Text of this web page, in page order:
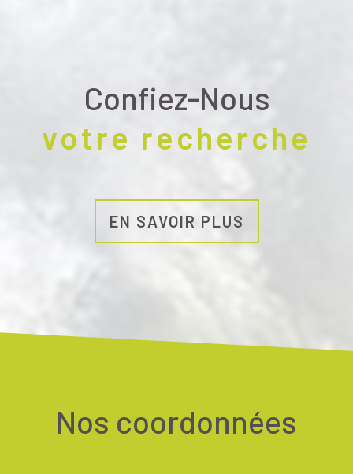
Confiez-Nous
votre recherche
EN SAVOIR PLUS
Nos coordonnées